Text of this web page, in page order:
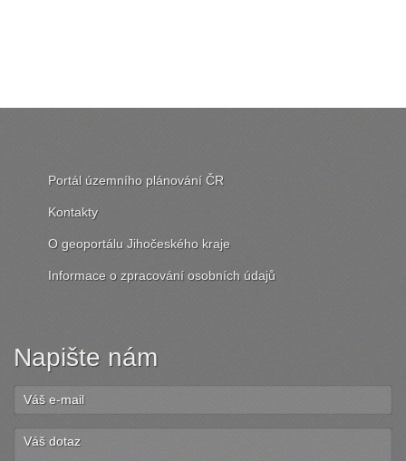
Portál územního plánování ČR
Kontakty
O geoportálu Jihočeského kraje
Informace o zpracování osobních údajů
Napište nám